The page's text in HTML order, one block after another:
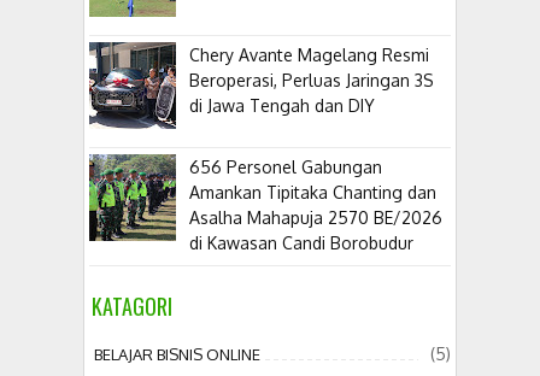
​Chery Avante Magelang Resmi
Beroperasi, Perluas Jaringan 3S
di Jawa Tengah dan DIY
656 Personel Gabungan
Amankan Tipitaka Chanting dan
Asalha Mahapuja 2570 BE/2026
di Kawasan Candi Borobudur
KATAGORI
BELAJAR BISNIS ONLINE (5)